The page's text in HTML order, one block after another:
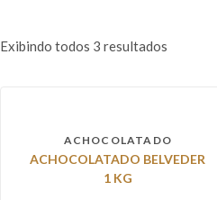
Exibindo todos 3 resultados
ACHOCOLATADO
ACHOCOLATADO BELVEDER
1 KG